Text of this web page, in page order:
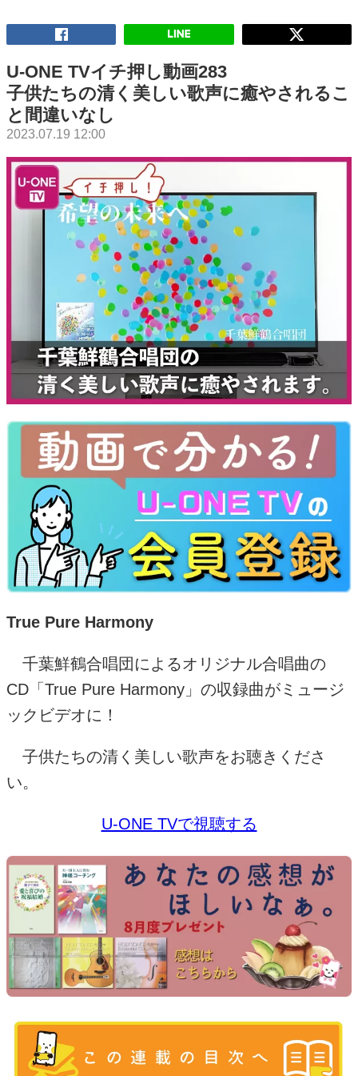
U-ONE TVイチ押し動画283
子供たちの清く美しい歌声に癒やされるこ
と間違いなし
2023.07.19 12:00
True Pure Harmony
千葉鮮鶴合唱団によるオリジナル合唱曲の
CD「True Pure Harmony」の収録曲がミュージ
ックビデオに！
子供たちの清く美しい歌声をお聴きくださ
い。
U-ONE TVで視聴する